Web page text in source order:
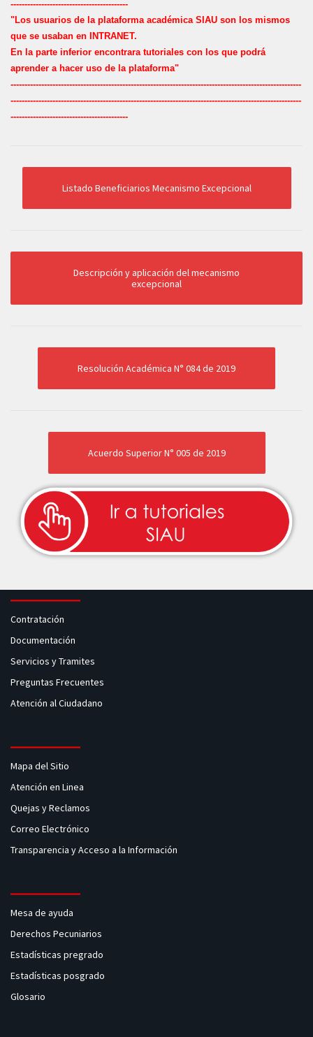
------------------------------------------
"Los usuarios de la plataforma académica SIAU son los mismos
que se usaban en INTRANET.
En la parte inferior encontrara tutoriales con los que podrá
aprender a hacer uso de la plataforma"
--------------------------------------------------------------------------------------------------------
--------------------------------------------------------------------------------------------------------
------------------------------------------
Listado Beneficiarios Mecanismo Excepcional
Descripción y aplicación del mecanismo
excepcional
Resolución Académica N° 084 de 2019
Acuerdo Superior N° 005 de 2019
Contratación
Documentación
Servicios y Tramites
Preguntas Frecuentes
Atención al Ciudadano
Mapa del Sitio
Atención en Linea
Quejas y Reclamos
Correo Electrónico
Transparencia y Acceso a la Información
Mesa de ayuda
Derechos Pecuniarios
Estadísticas pregrado
Estadísticas posgrado
Glosario